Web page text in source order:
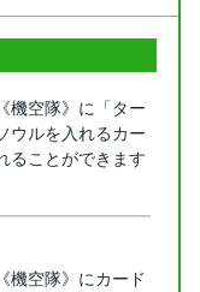
機空隊》に「ター
ウルを入れるカー
ることができます
機空隊》にカード